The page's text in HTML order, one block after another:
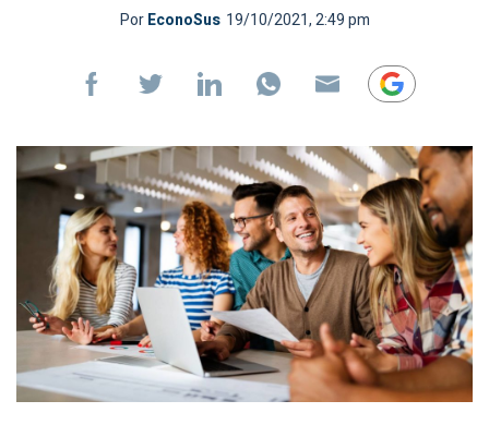
PorEconoSus 19/10/2021, 2:49 pm